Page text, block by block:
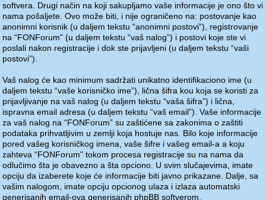
softvera. Drugi način na koji sakupljamo vaše informacije je ono što vi
nama pošaljete. Ovo može biti, i nije ograničeno na: postovanje kao
anonimni korisnik (u daljem tekstu “anonimni postovi”), registrovanje
na “FONForum” (u daljem tekstu “vaš nalog”) i postovi koje ste vi
poslali nakon registracije i dok ste prijavljeni (u daljem tekstu “vaši
postovi”).
Vaš nalog će kao minimum sadržati unikatno identifikaciono ime (u
daljem tekstu “vaše korisničko ime”), lična šifra kou koja se koristi za
prijavljivanje na vaš nalog (u daljem tekstu “vaša šifra”) i lična,
ispravna email adresa (u daljem tekstu “vaš email”). Vaše informacije
za vaš nalog na “FONForum” su zaštićene sa zakonima o zaštiti
podataka prihvatljivim u zemlji koja hostuje nas. Bilo koje informacije
pored vašeg korisničkog imena, vaše šifre i vašeg email-a a koju
zahteva “FONForum” tokom procesa registracije su na nama da
odlučimo šta je obavezno a šta opciono. U svim slučajevima, imate
opciju da izaberete koje će informacije biti javno prikazane. Dalje, sa
vašim nalogom, imate opciju opcionog ulaza i izlaza automatski
generisanih email-ova generisanih phpBB softverom.